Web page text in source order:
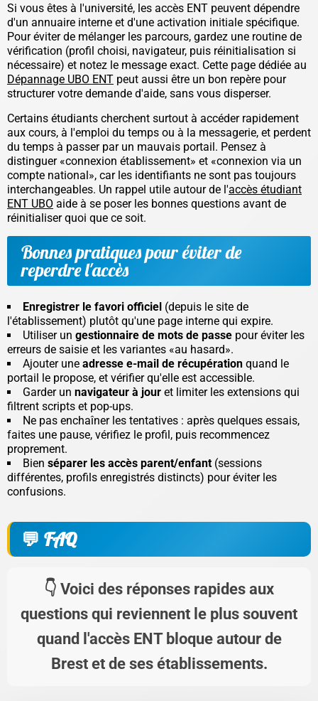
Si vous êtes à l'université, les accès ENT peuvent dépendre
d'un annuaire interne et d'une activation initiale spécifique.
Pour éviter de mélanger les parcours, gardez une routine de
vérification (profil choisi, navigateur, puis réinitialisation si
nécessaire) et notez le message exact. Cette page dédiée au
Dépannage UBO ENT peut aussi être un bon repère pour
structurer votre demande d'aide, sans vous disperser.
Certains étudiants cherchent surtout à accéder rapidement
aux cours, à l'emploi du temps ou à la messagerie, et perdent
du temps à passer par un mauvais portail. Pensez à
distinguer «connexion établissement» et «connexion via un
compte national», car les identifiants ne sont pas toujours
interchangeables. Un rappel utile autour de l'accès étudiant
ENT UBO aide à se poser les bonnes questions avant de
réinitialiser quoi que ce soit.
Bonnes pratiques pour éviter de
reperdre l'accès
Enregistrer le favori officiel (depuis le site de
l'établissement) plutôt qu'une page interne qui expire.
Utiliser un gestionnaire de mots de passe pour éviter les
erreurs de saisie et les variantes «au hasard».
Ajouter une adresse e-mail de récupération quand le
portail le propose, et vérifier qu'elle est accessible.
Garder un navigateur à jour et limiter les extensions qui
filtrent scripts et pop-ups.
Ne pas enchaîner les tentatives : après quelques essais,
faites une pause, vérifiez le profil, puis recommencez
proprement.
Bien séparer les accès parent/enfant (sessions
différentes, profils enregistrés distincts) pour éviter les
confusions.
FAQ
Voici des réponses rapides aux
questions qui reviennent le plus souvent
quand l'accès ENT bloque autour de
Brest et de ses établissements.